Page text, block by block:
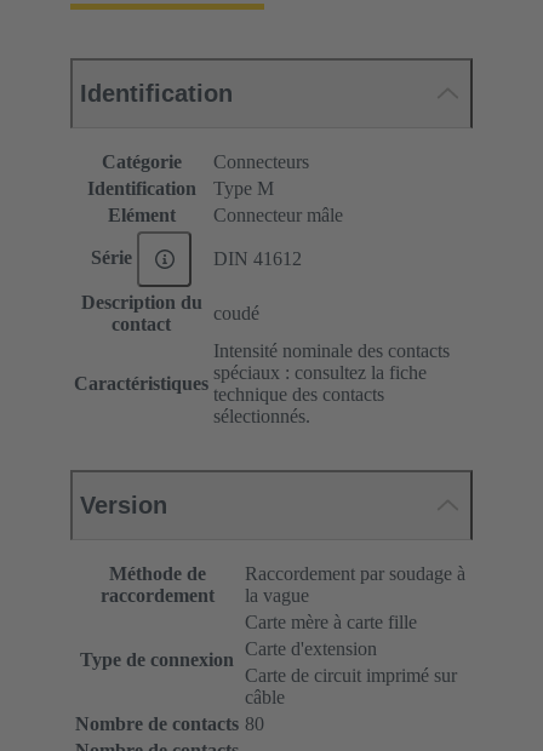
Identification
Catégorie
Connecteurs
Identification
Type M
Elément
Connecteur mâle
Série DIN 41612
Description du
contact
coudé
Caractéristiques
Intensité nominale des contacts
spéciaux : consultez la fiche
technique des contacts
sélectionnés.
Version
Méthode de
raccordement
Raccordement par soudage à
la vague
Type de connexion
Carte mère à carte fille
Carte d'extension
Carte de circuit imprimé sur
câble
Nombre de contacts 80